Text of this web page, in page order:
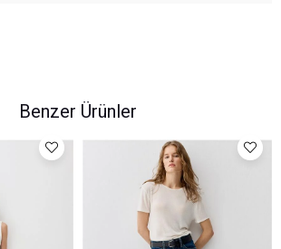
Benzer Ürünler